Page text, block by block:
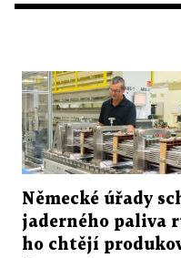
Německé úřady
jaderného paliva
ho chtějí